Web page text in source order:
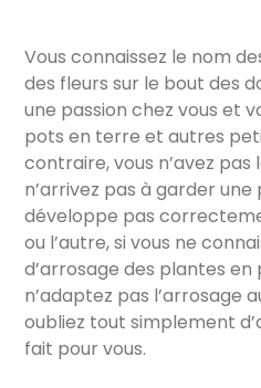
Vous connaissez le nom
des fleurs sur le bout des
une passion chez vous et
pots en terre et autres
contraire, vous n’avez pas
n’arrivez pas à garder
développe pas
ou l’autre, si vous ne
d’arrosage des plantes en
n’adaptez pas l’arrosage
oubliez tout simplement
fait pour vous.